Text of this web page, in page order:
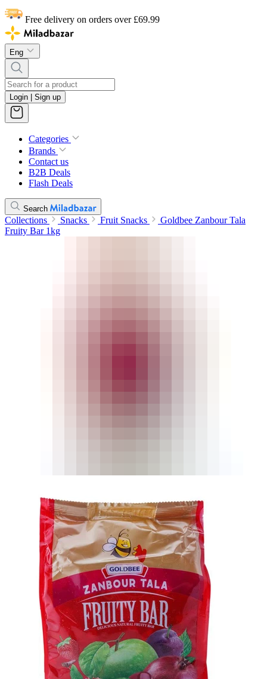
Free delivery on orders over £69.99
Eng
Login | Sign up
Categories
Brands
Contact us
B2B Deals
Flash Deals
Search
Collections Snacks Fruit Snacks
Goldbee Zanbour Tala
Fruity Bar 1kg